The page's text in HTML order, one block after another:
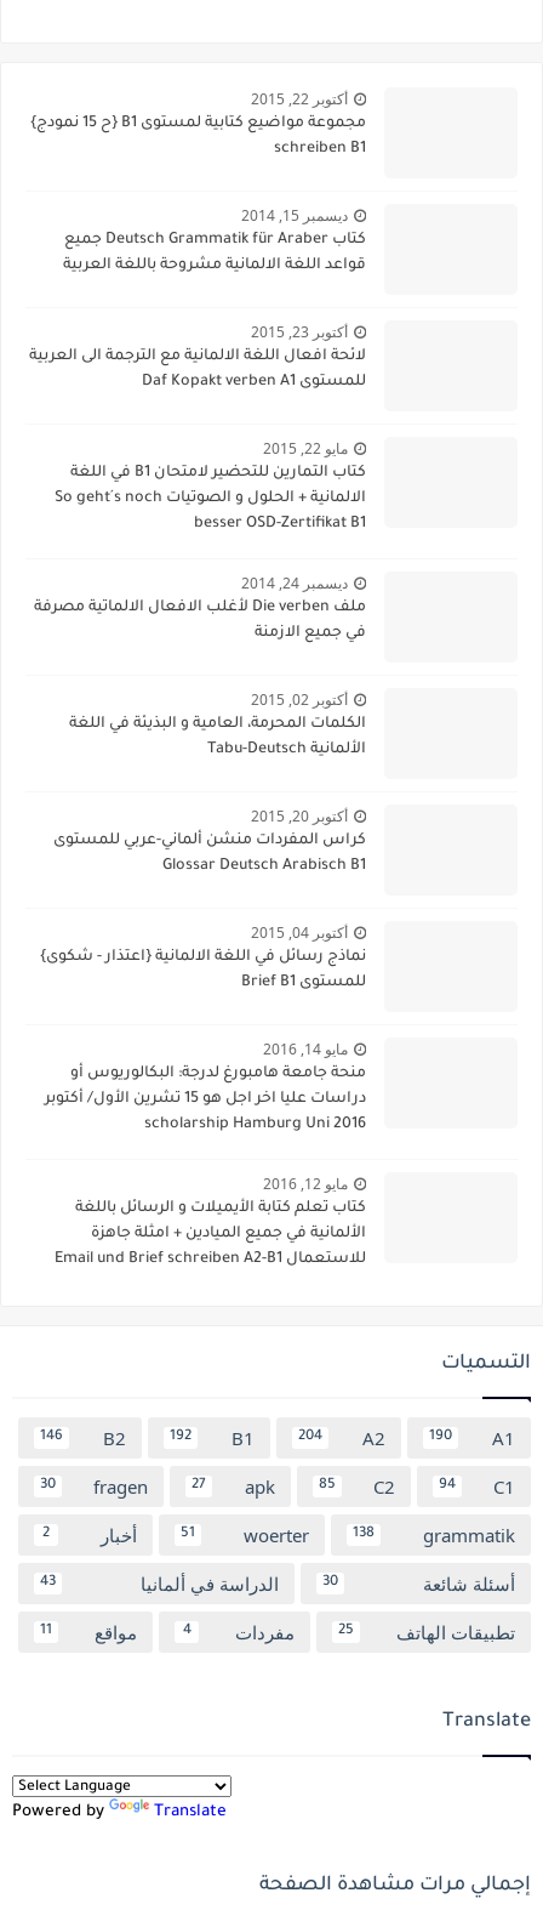
أكتوبر 22, 2015
مجموعة مواضيع كتابية لمستوى B1 {ح 15 نمودج}
schreiben B1
ديسمبر 15, 2014
كتاب Deutsch Grammatik für Araber جميع
قواعد اللغة الالمانية مشروحة باللغة العربية
أكتوبر 23, 2015
لائحة افعال اللغة الالمانية مع الترجمة الى العربية
للمستوى Daf Kopakt verben A1
مايو 22, 2015
كتاب التمارين للتحضير لامتحان B1 في اللغة
الالمانية + الحلول و الصوتيات So geht´s noch
besser OSD-Zertifikat B1
ديسمبر 24, 2014
ملف Die verben لأغلب الافعال الالماتية مصرفة
في جميع الازمنة
أكتوبر 02, 2015
الكلمات المحرمة، العامية و البذيئة في اللغة
الألمانية Tabu-Deutsch
أكتوبر 20, 2015
كراس المفردات منشن ألماني-عربي للمستوى
Glossar Deutsch Arabisch B1
أكتوبر 04, 2015
نماذج رسائل في اللغة الالمانية {اعتذار - شكوى}
للمستوى Brief B1
مايو 14, 2016
منحة جامعة هامبورغ لدرجة: البكالوريوس أو
دراسات عليا اخر اجل هو 15 تشرين الأول/ أكتوبر
2016 scholarship Hamburg Uni
مايو 12, 2016
كتاب تعلم كتابة الأيميلات و الرسائل باللغة
الألمانية في جميع الميادين + امثلة جاهزة
للاستعمال Email und Brief schreiben A2-B1
التسميات
A1
190
A2
204
B1
192
B2
146
C1
94
C2
85
apk
27
fragen
30
grammatik
138
woerter
51 أخبار 2
أسئلة شائعة 30 الدراسة في ألمانيا 43
تطبيقات الهاتف 25 مفردات 4 مواقع 11
Translate
Powered by Translate
إجمالي مرات مشاهدة الصفحة